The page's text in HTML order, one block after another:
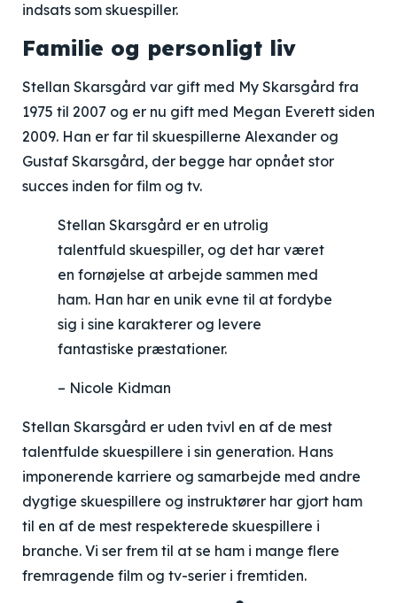
indsats som skuespiller.
Familie og personligt liv
Stellan Skarsgård var gift med My Skarsgård fra
1975 til 2007 og er nu gift med Megan Everett siden
2009. Han er far til skuespillerne Alexander og
Gustaf Skarsgård, der begge har opnået stor
succes inden for film og tv.
Stellan Skarsgård er en utrolig
talentfuld skuespiller, og det har været
en fornøjelse at arbejde sammen med
ham. Han har en unik evne til at fordybe
sig i sine karakterer og levere
fantastiske præstationer.
– Nicole Kidman
Stellan Skarsgård er uden tvivl en af de mest
talentfulde skuespillere i sin generation. Hans
imponerende karriere og samarbejde med andre
dygtige skuespillere og instruktører har gjort ham
til en af de mest respekterede skuespillere i
branche. Vi ser frem til at se ham i mange flere
fremragende film og tv-serier i fremtiden.